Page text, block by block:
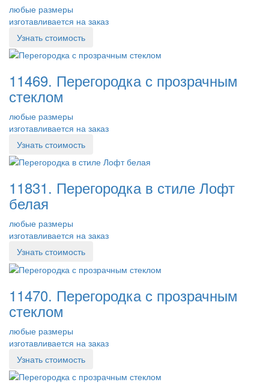
любые размеры
изготавливается на заказ
Узнать стоимость
11469. Перегородка с прозрачным
стеклом
любые размеры
изготавливается на заказ
Узнать стоимость
11831. Перегородка в стиле Лофт
белая
любые размеры
изготавливается на заказ
Узнать стоимость
11470. Перегородка с прозрачным
стеклом
любые размеры
изготавливается на заказ
Узнать стоимость